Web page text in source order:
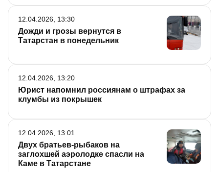
Дожди и грозы вернутся в
Татарстан в понедельник
12.04.2026, 13:30
Юрист напомнил россиянам о штрафах за
клумбы из покрышек
12.04.2026, 13:20
Двух братьев-рыбаков на
заглохшей аэролодке спасли на
Каме в Татарстане
12.04.2026, 13:01